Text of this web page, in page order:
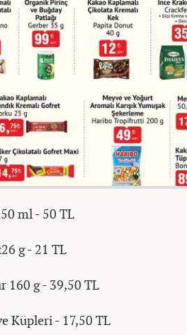
ml - 50 TL
g - 21 TL
160 g - 39,50 TL
Küpleri - 17,50 TL